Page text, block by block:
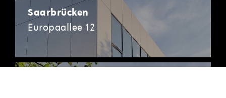
Saarbrücken
Europaallee 12